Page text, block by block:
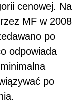
cenowej. Na
MF w 2008
po
odpowiada
po